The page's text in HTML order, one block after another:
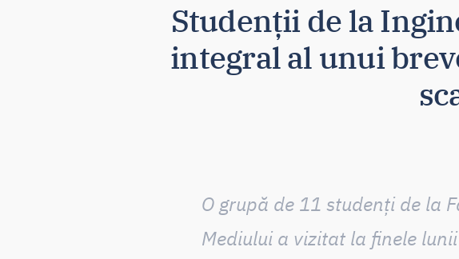
Studenții de la
integral al unui
O grupă de 11 studenți de la
Mediului a vizitat la finele